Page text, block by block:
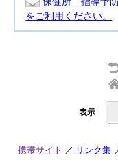
をご利用ください。
表示
携帯サイト リンク集